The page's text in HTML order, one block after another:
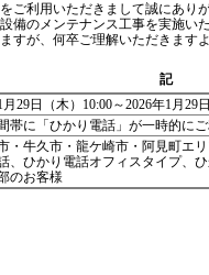
ご利用いただきまして誠にあり
備のメンテナンス工事を実施いた
すが、何卒ご理解いただきます
記
月29日（木）10:00～2026年1月29
帯に「ひかり電話」が一時的に
・牛久市・龍ケ崎市・阿見町エ
、ひかり電話オフィスタイプ、
のお客様